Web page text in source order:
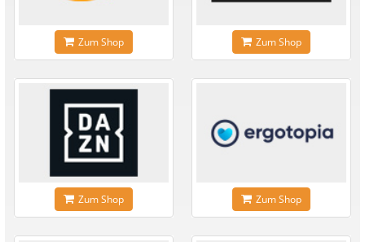
Zum Shop Zum Shop
Zum Shop Zum Shop